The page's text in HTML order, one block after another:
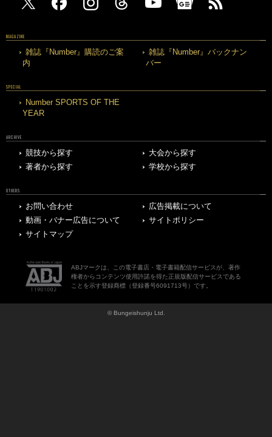
MAGAZINE
雑誌『Number』購読のご案
内
雑誌『Number』バックナン
バー
SPECIAL
Number SPORTS OF THE
YEAR
ARCHIVE
競技から探す
大会から探す
著者から探す
学校から探す
OTHERS
お問い合わせ
広告掲載について
動画・バナー広告について
サイトポリシー
サイトマップ
ABJマークは、この電子書店・電子書籍配信サービスが、著作
権者からコンテンツ使用許諾を得た正規版配信サービスである
ことを示す登録商標（登録番号6091713号）です。
© Bungeishunju Ltd.